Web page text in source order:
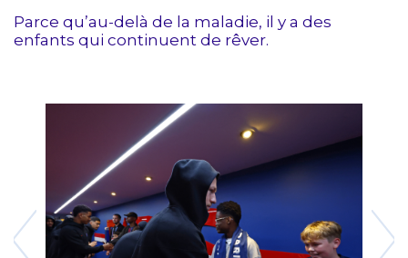
Parce qu’au-delà de la maladie, il y a des
enfants qui continuent de rêver.